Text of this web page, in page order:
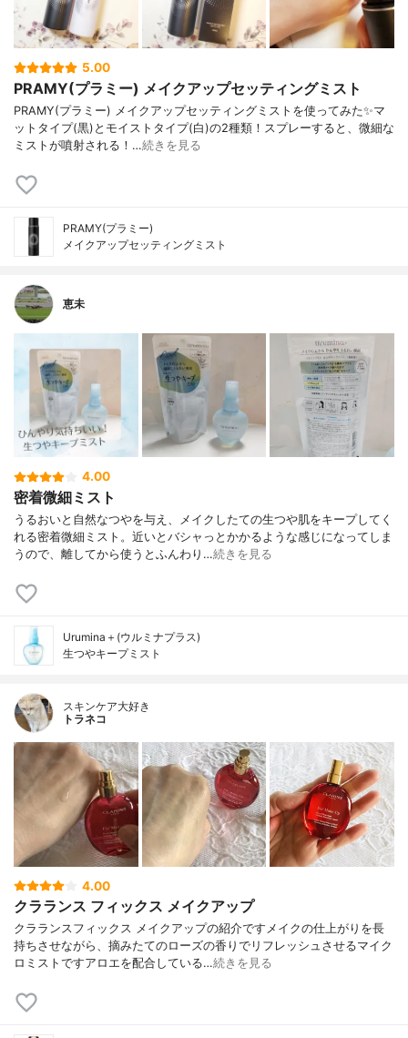
5.00
PRAMY(プラミー) メイクアップセッティングミスト
PRAMY(プラミー) メイクアップセッティングミストを使ってみた✨マ
ットタイプ(黒)とモイストタイプ(白)の2種類！スプレーすると、微細な
ミストが噴射される！…続きを見る
PRAMY(プラミー)
メイクアップセッティングミスト
恵未
4.00
密着微細ミスト
うるおいと自然なつやを与え、メイクしたての生つや肌をキープしてく
れる密着微細ミスト。近いとバシャっとかかるような感じになってしま
うので、離してから使うとふんわり…続きを見る
Urumina＋(ウルミナプラス)
生つやキープミスト
スキンケア大好き
トラネコ
4.00
クラランス フィックス メイクアップ
クラランスフィックス メイクアップの紹介ですメイクの仕上がりを長
持ちさせながら、摘みたてのローズの香りでリフレッシュさせるマイク
ロミストですアロエを配合している…続きを見る